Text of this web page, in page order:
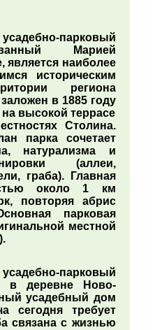
парковый
Марией
является наиболее
историческим
региона
в 1885 году
высокой террасе
Столина.
парка сочетает
натурализма и
(аллеи,
граба). Главная
около 1 км
повторяя абрис
парковая
местной
парковый
в деревне Ново-
усадебный дом
сегодня требует
связана с жизнью